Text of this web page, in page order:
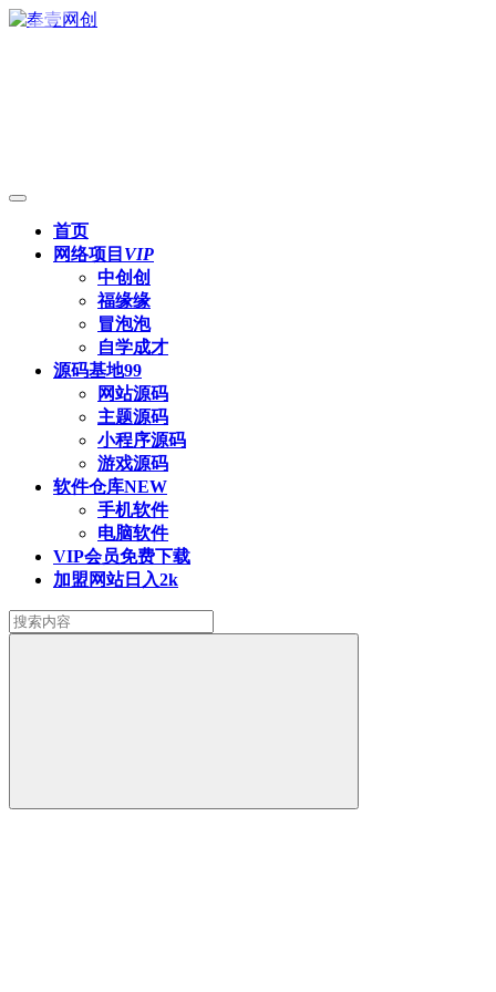
首页
网络项目 VIP
中创创
福缘缘
冒泡泡
自学成才
源码基地99
网站源码
主题源码
小程序源码
游戏源码
软件仓库NEW
手机软件
电脑软件
VIP会员免费下载
加盟网站日入2k